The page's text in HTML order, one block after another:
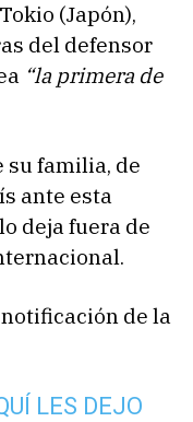
(Japón),
del defensor
“la primera de
su familia, de
ante esta
deja fuera de
de la
LES DEJO